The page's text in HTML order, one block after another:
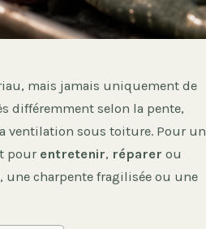
mais jamais uniquement de
différemment selon la pente,
ventilation sous toiture. Pour un
pour entretenir, réparer ou
une charpente fragilisée ou une